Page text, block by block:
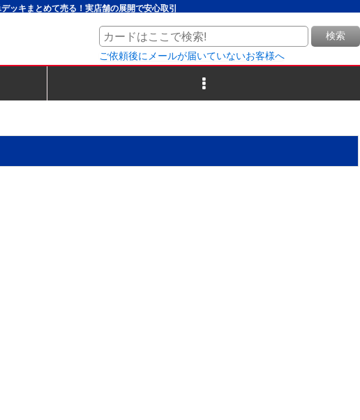
ッキまとめて売る！実店舗の展開で安心取引
検索
ご依頼後にメールが届いていないお客様へ